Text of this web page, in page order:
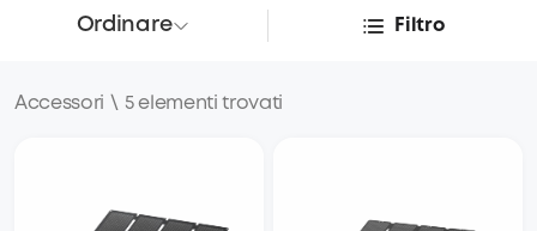
Ordinare Filtro
Accessori \ 5 elementi trovati